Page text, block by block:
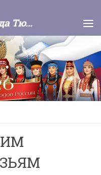
МБОУ НШ-ДС №82 города Тюмени